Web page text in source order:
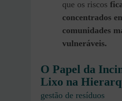
que os riscos
concentrados
comunidades
vulneráveis.
O Papel da
Lixo na
gestão de resíduos